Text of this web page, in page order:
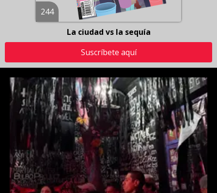
244
La ciudad vs la sequía
Suscríbete aquí